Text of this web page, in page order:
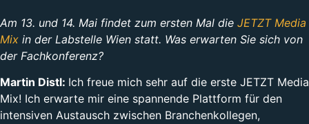
Am 13. und 14. Mai findet zum ersten Mal die JETZT Media
Mix in der Labstelle Wien statt. Was erwarten Sie sich von
der Fachkonferenz?
Martin Distl: Ich freue mich sehr auf die erste JETZT Media
Mix! Ich erwarte mir eine spannende Plattform für den
intensiven Austausch zwischen Branchenkollegen,